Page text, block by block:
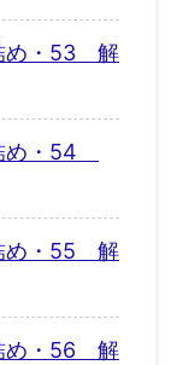
め・53 解
め・54
め・55 解
め・56 解